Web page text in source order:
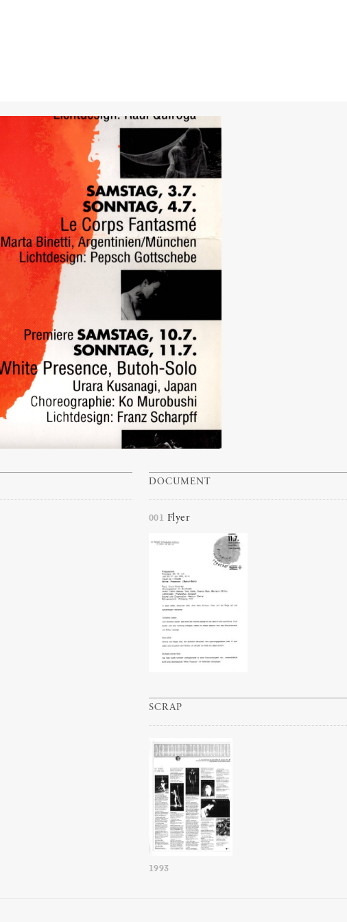
DOCUMENT
001 Flyer
SCRAP
1993